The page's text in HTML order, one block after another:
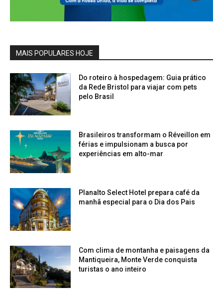
MAIS POPULARES HOJE
Do roteiro à hospedagem: Guia prático
da Rede Bristol para viajar com pets
pelo Brasil
Brasileiros transformam o Réveillon em
férias e impulsionam a busca por
experiências em alto-mar
Planalto Select Hotel prepara café da
manhã especial para o Dia dos Pais
Com clima de montanha e paisagens da
Mantiqueira, Monte Verde conquista
turistas o ano inteiro